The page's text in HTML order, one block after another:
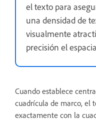
el texto para
una densidad de
visualmente
precisión el
Cuando establece
cuadrícula de marco, el
exactamente con la